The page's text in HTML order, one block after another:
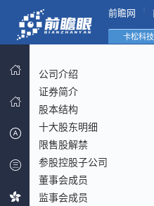
前瞻网
卡松科技
公司介绍
证券简介
股本结构
十大股东明细
限售股解禁
参股控股子公司
董事会成员
监事会成员